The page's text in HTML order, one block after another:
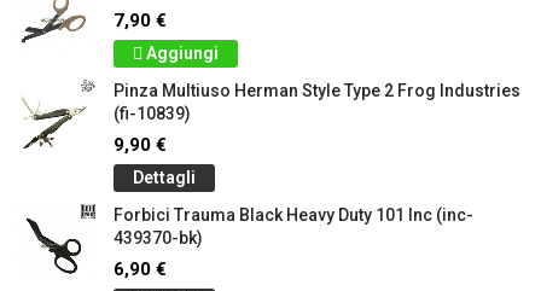
7,90 €
Aggiungi
Pinza Multiuso Herman Style Type 2 Frog Industries
(fi-10839)
9,90 €
Dettagli
Forbici Trauma Black Heavy Duty 101 Inc (inc-
439370-bk)
6,90 €